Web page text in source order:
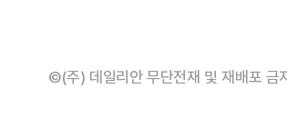
©(주) 데일리안 무단전재 및 재배포 금